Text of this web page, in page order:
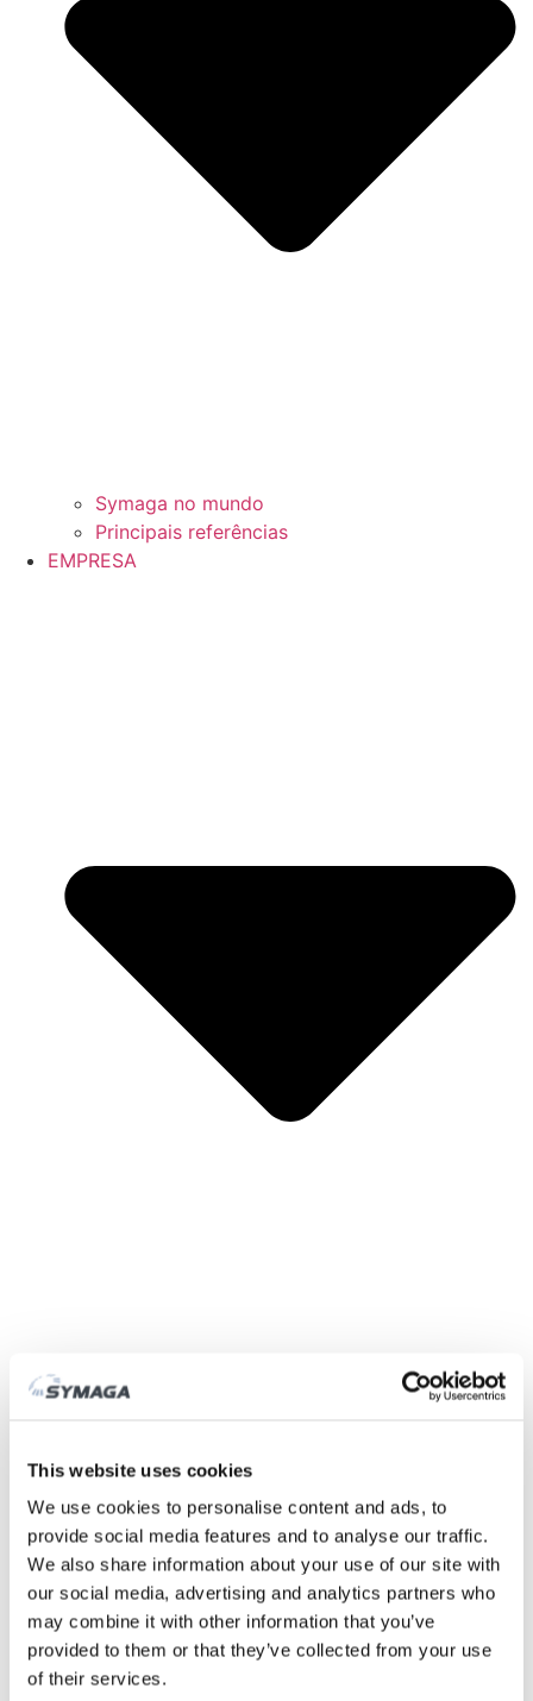
This website uses cookies
We use cookies to personalise content and ads, to
provide social media features and to analyse our traffic.
We also share information about your use of our site with
our social media, advertising and analytics partners who
may combine it with other information that you’ve
provided to them or that they’ve collected from your use
of their services.
Symaga no mundo
Principais referências
EMPRESA
Fábrica
Feiras e eventos
Trabalhe connosco
Certificados e políticas
DESCARGAS
ÁREA CLIENTE